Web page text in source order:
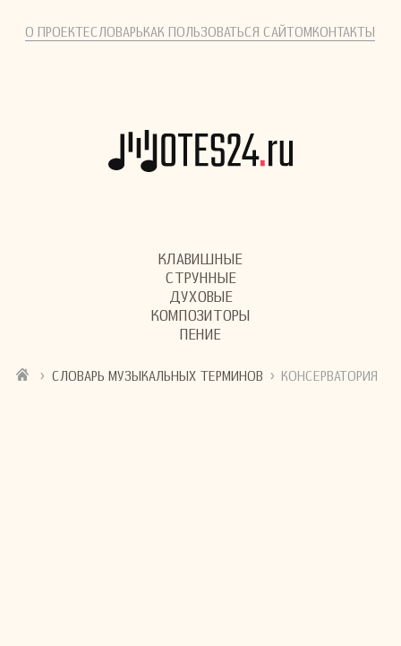
О ПРОЕКТЕСЛОВАРЬКАК ПОЛЬЗОВАТЬСЯ САЙТОМКОНТАКТЫ
КЛАВИШНЫЕ
СТРУННЫЕ
ДУХОВЫЕ
КОМПОЗИТОРЫ
ПЕНИЕ
› СЛОВАРЬ МУЗЫКАЛЬНЫХ ТЕРМИНОВ › КОНСЕРВАТОРИЯ